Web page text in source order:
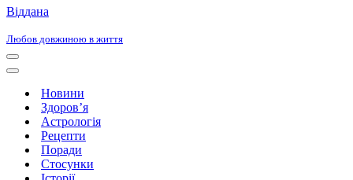
навігації
Віддана
Любов довжиною в життя
Меню
навігації
Меню
навігаціїНовини
Здоров’я
Астрологія
Рецепти
Поради
Стосунки